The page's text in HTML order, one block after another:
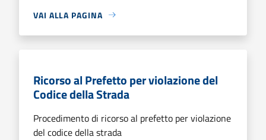
VAI ALLA PAGINA
Ricorso al Prefetto per violazione del
Codice della Strada
Procedimento di ricorso al prefetto per violazione
del codice della strada